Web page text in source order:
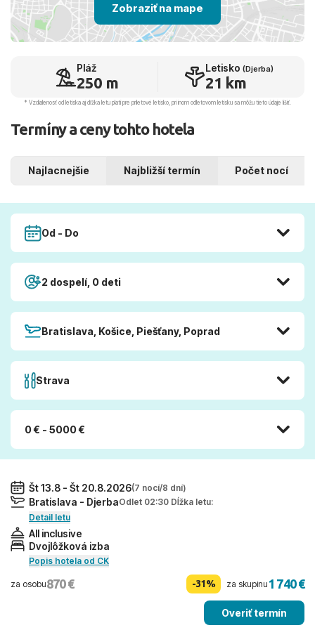
Zobraziť na mape
Pláž
250 m
Letisko (Djerba)
21 km
* Vzdialenosť od letiska aj dľžka letu platí pre príletové letisko, pri inom odletovom letisku sa môžu tieto údaje líšiť.
Termíny a ceny tohto hotela
Najlacnejšie Najbližší termín Počet nocí
Od - Do
2 dospelí, 0 deti
Bratislava, Košice, Piešťany, Poprad
Strava
0 € - 5000 €
Št 13.8 - Št 20.8.2026(7 nocí/8 dní)
Bratislava - DjerbaOdlet 02:30 Dĺžka letu:
Detail letu
All inclusive
Dvojlôžková izba
Popis hotela od CK
za osobu870 € -31% za skupinu1 740 €
Overiť termín